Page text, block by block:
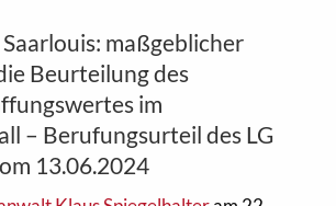
maßgeblicher
Beurteilung des
im
– Berufungsurteil des LG
13.06.2024